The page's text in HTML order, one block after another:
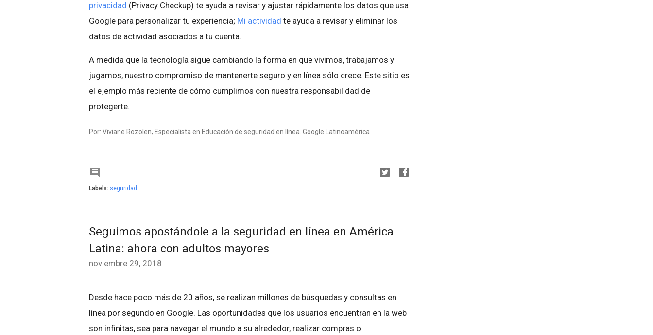
privacidad (Privacy Checkup) te ayuda a revisar y ajustar rápidamente los datos que usa
Google para personalizar tu experiencia; Mi actividad te ayuda a revisar y eliminar los
datos de actividad asociados a tu cuenta.
A medida que la tecnología sigue cambiando la forma en que vivimos, trabajamos y
jugamos, nuestro compromiso de mantenerte seguro y en línea sólo crece. Este sitio es
el ejemplo más reciente de cómo cumplimos con nuestra responsabilidad de
protegerte.
Por: Viviane Rozolen, Especialista en Educación de seguridad en línea. Google Latinoamérica

Labels: seguridad
Seguimos apostándole a la seguridad en línea en América
Latina: ahora con adultos mayores
noviembre 29, 2018
Desde hace poco más de 20 años, se realizan millones de búsquedas y consultas en
línea por segundo en Google. Las oportunidades que los usuarios encuentran en la web
son infinitas, sea para navegar el mundo a su alrededor, realizar compras o